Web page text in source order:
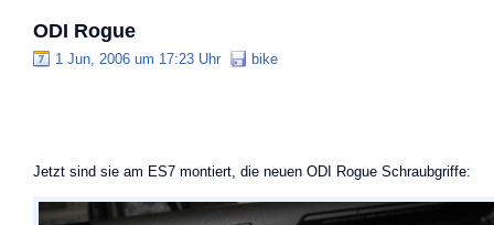
ODI Rogue
1 Jun, 2006 um 17:23 Uhr bike
Jetzt sind sie am ES7 montiert, die neuen ODI Rogue Schraubgriffe: